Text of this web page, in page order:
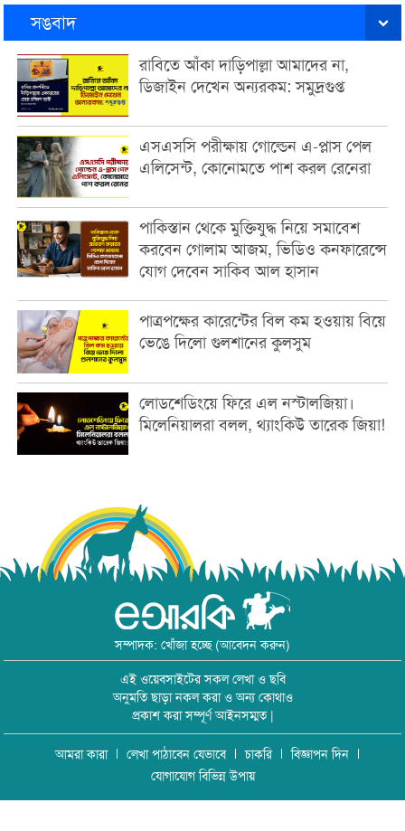
সঙবাদ
রাবিতে আঁকা দাড়িপাল্লা আমাদের না,
ডিজাইন দেখেন অন্যরকম: সমুদ্রগুপ্ত
এসএসসি পরীক্ষায় গোল্ডেন এ-প্লাস পেল
এলিসেন্ট, কোনোমতে পাশ করল রেনেরা
পাকিস্তান থেকে মুক্তিযুদ্ধ নিয়ে সমাবেশ
করবেন গোলাম আজম, ভিডিও কনফারেন্সে
যোগ দেবেন সাকিব আল হাসান
পাত্রপক্ষের কারেন্টের বিল কম হওয়ায় বিয়ে
ভেঙে দিলো গুলশানের কুলসুম
লোডশেডিংয়ে ফিরে এল নস্টালজিয়া।
মিলেনিয়ালরা বলল, থ্যাংকিউ তারেক জিয়া!
সম্পাদক: খোঁজা হচ্ছে (আবেদন করুন)
এই ওয়েবসাইটের সকল লেখা ও ছবি
অনুমতি ছাড়া নকল করা ও অন্য কোথাও
প্রকাশ করা সম্পূর্ণ আইনসম্মত |
আমরা কারা লেখা পাঠাবেন যেভাবে চাকরি
বিজ্ঞাপন দিন
যোগাযোগ বিভিন্ন উপায়